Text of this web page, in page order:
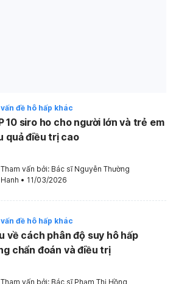
đề hô hấp khác
10 siro ho cho người lớn và trẻ em
quả điều trị cao
Tham vấn bởi: Bác sĩ Nguyễn Thường
Hanh • 11/03/2026
đề hô hấp khác
về cách phân độ suy hô hấp
chẩn đoán và điều trị
Tham vấn bởi: Bác sĩ Phạm Thị Hồng